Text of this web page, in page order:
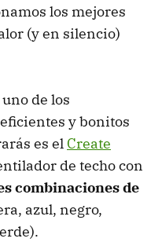
los mejores
(y en silencio)
de los
y bonitos
es el Create
de techo con
combinaciones de
azul, negro,